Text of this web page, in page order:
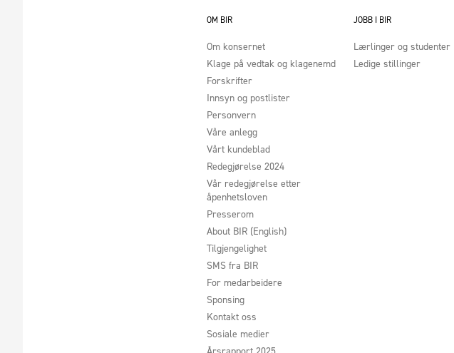
OM BIR
Om konsernet
Klage på vedtak og klagenemd
Forskrifter
Innsyn og postlister
Personvern
Våre anlegg
Vårt kundeblad
Redegjørelse 2024
Vår redegjørelse etter
åpenhetsloven
Presserom
About BIR (English)
Tilgjengelighet
SMS fra BIR
For medarbeidere
Sponsing
Kontakt oss
Sosiale medier
JOBB I BIR
Lærlinger og studenter
Ledige stillinger